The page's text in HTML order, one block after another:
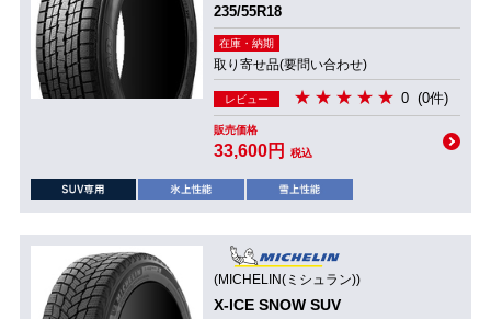
235/55R18
在庫・納期
取り寄せ品(要問い合わせ)
レビュー 0 (0件)
販売価格
33,600円 税込
(MICHELIN(ミシュラン))
X-ICE SNOW SUV